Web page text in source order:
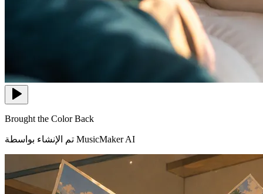
Brought the Color Back
تم الإنشاء بواسطة MusicMaker AI